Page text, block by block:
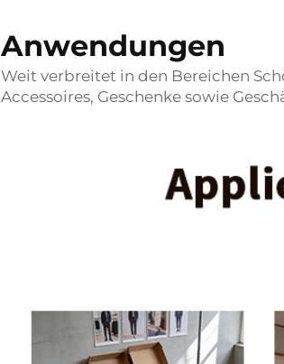
Anwendungen
Weit verbreitet in den Bereichen
Accessoires, Geschenke sowie